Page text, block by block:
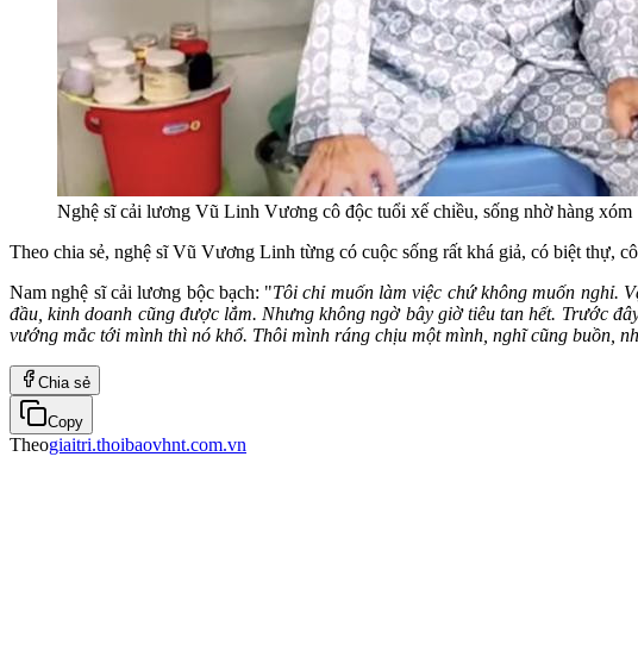
Nghệ sĩ cải lương Vũ Linh Vương cô độc tuổi xế chiều, sống nhờ hàng xóm
Theo chia sẻ, nghệ sĩ Vũ Vương Linh từng có cuộc sống rất khá giả, có biệt thự,
Nam nghệ sĩ cải lương bộc bạch: "Tôi chỉ muốn làm việc chứ không muốn nghỉ.
đầu, kinh doanh cũng được lắm. Nhưng không ngờ bây giờ tiêu tan hết. Trước
vướng mắc tới mình thì nó khổ. Thôi mình ráng chịu một mình, nghĩ cũng buồn,
Chia sẻ
Copy
Theogiaitri.thoibaovhnt.com.vn